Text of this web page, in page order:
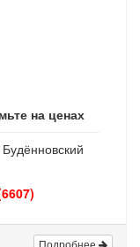
на ценах
Будённовский